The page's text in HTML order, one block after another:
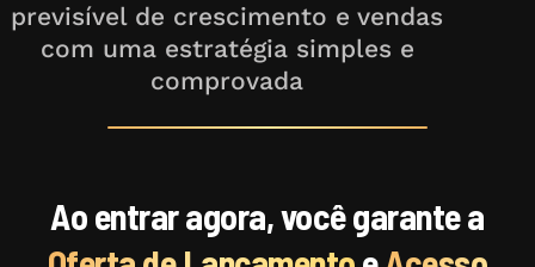
previsível de crescimento e vendas
com uma estratégia simples e
comprovada
Ao entrar agora, você garante a